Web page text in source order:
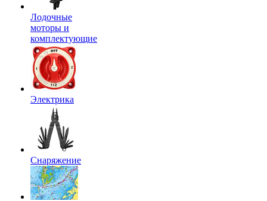
Лодочные
моторы и
комплектующие
Электрика
Снаряжение